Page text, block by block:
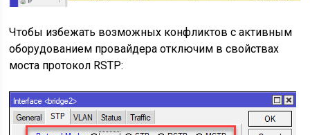
Чтобы избежать возможных конфликтов с активным
оборудованием провайдера отключим в свойствах
моста протокол RSTP: